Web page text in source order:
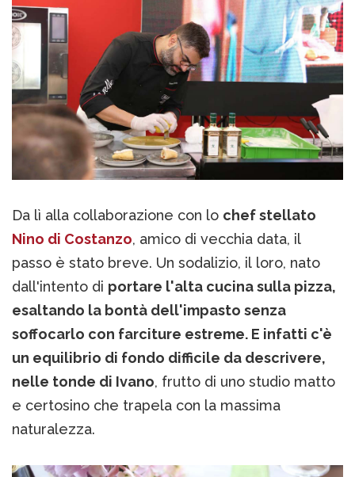
Da lì alla collaborazione con lo chef stellato
Nino di Costanzo, amico di vecchia data, il
passo è stato breve. Un sodalizio, il loro, nato
dall'intento di portare l'alta cucina sulla pizza,
esaltando la bontà dell'impasto senza
soffocarlo con farciture estreme. E infatti c'è
un equilibrio di fondo difficile da descrivere,
nelle tonde di Ivano, frutto di uno studio matto
e certosino che trapela con la massima
naturalezza.